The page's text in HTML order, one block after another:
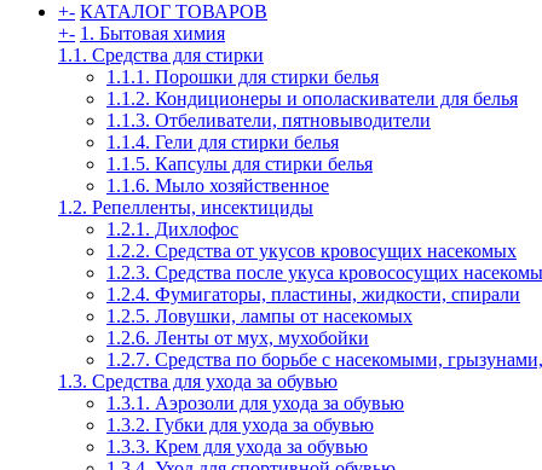
+- КАТАЛОГ ТОВАРОВ
+- 1. Бытовая химия
1.1. Средства для стирки
1.1.1. Порошки для стирки белья
1.1.2. Кондиционеры и ополаскиватели для белья
1.1.3. Отбеливатели, пятновыводители
1.1.4. Гели для стирки белья
1.1.5. Капсулы для стирки белья
1.1.6. Мыло хозяйственное
1.2. Репелленты, инсектициды
1.2.1. Дихлофос
1.2.2. Средства от укусов кровосущих насекомых
1.2.3. Средства после укуса кровососущих
1.2.4. Фумигаторы, пластины, жидкости, спирали
1.2.5. Ловушки, лампы от насекомых
1.2.6. Ленты от мух, мухобойки
1.2.7. Средства по борьбе с насекомыми, грызунами,
1.3. Средства для ухода за обувью
1.3.1. Аэрозоли для ухода за обувью
1.3.2. Губки для ухода за обувью
1.3.3. Крем для ухода за обувью